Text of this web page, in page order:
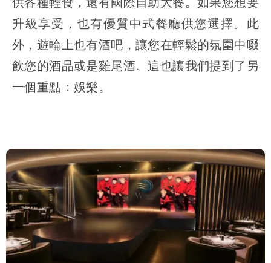
升級享受，也有優質中式餐廳供您選擇。此
外，遊輪上也有酒吧，讓您在輕鬆的氛圍中啜
飲您的酒品或是雞尾酒。這也讓我們提到了另
一個重點：娛樂。